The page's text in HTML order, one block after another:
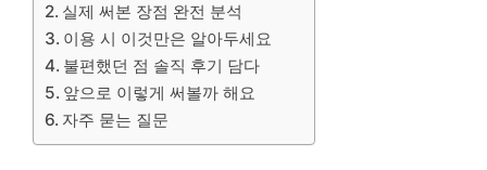
실제 써본 장점 완전 분석
이용 시 이것만은 알아두세요
불편했던 점 솔직 후기 담다
앞으로 이렇게 써볼까 해요
자주 묻는 질문